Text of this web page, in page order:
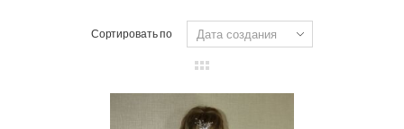
Сортировать по